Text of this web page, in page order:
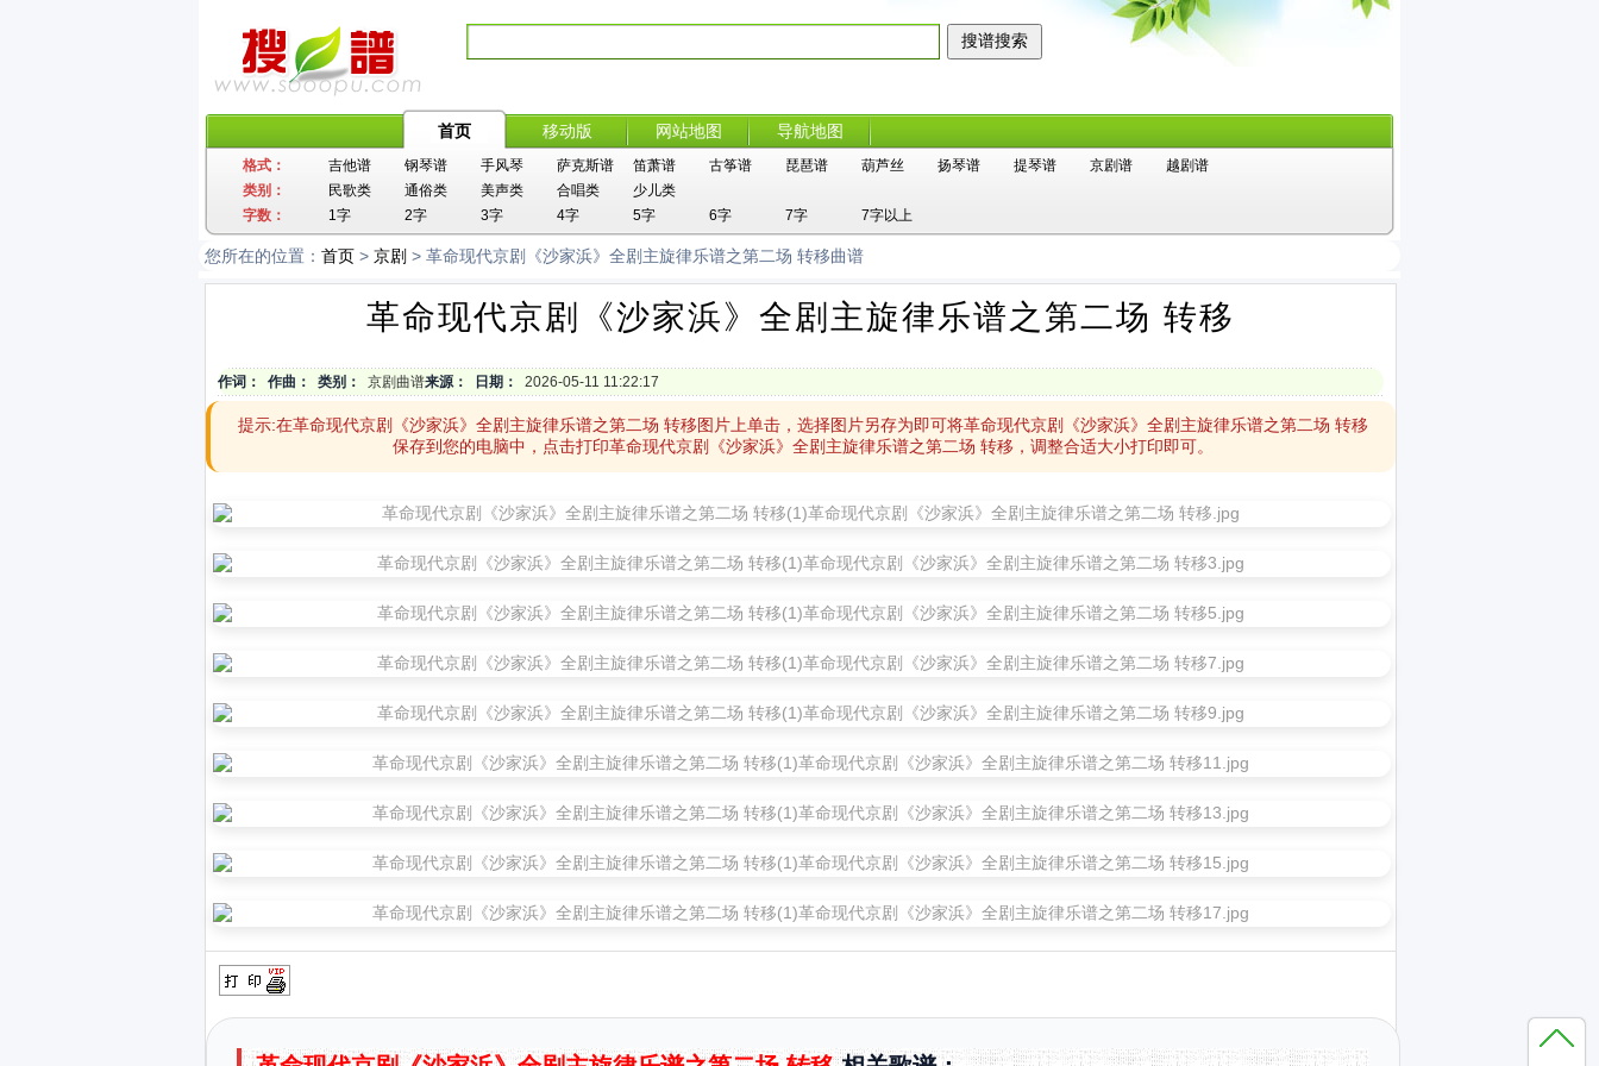
首页 移动版 网站地图 导航地图
格式： 吉他谱 钢琴谱 手风琴 萨克斯谱 笛萧谱 古筝谱 琵琶谱 葫芦丝 扬琴谱 提琴谱 京剧谱
越剧谱
类别：
民歌类 通俗类 美声类 合唱类
少儿类
字数：
1字 2字 3字 4字 5字 6字 7字 7字以上
您所在的位置： 首页 > 京剧 > 革命现代京剧《沙家浜》全剧主旋律乐谱之第二场 转移曲谱
革命现代京剧《沙家浜》全剧主旋律乐谱之第二场 转移
作词： 作曲： 类别： 京剧曲谱来源： 日期： 2026-05-11 11:22:17
提示:在革命现代京剧《沙家浜》全剧主旋律乐谱之第二场 转移图片上单击，选择图片另存为即可将革命现代京剧《沙家浜》全剧主旋律乐谱之第二场 转移
保存到您的电脑中，点击打印革命现代京剧《沙家浜》全剧主旋律乐谱之第二场 转移，调整合适大小打印即可。